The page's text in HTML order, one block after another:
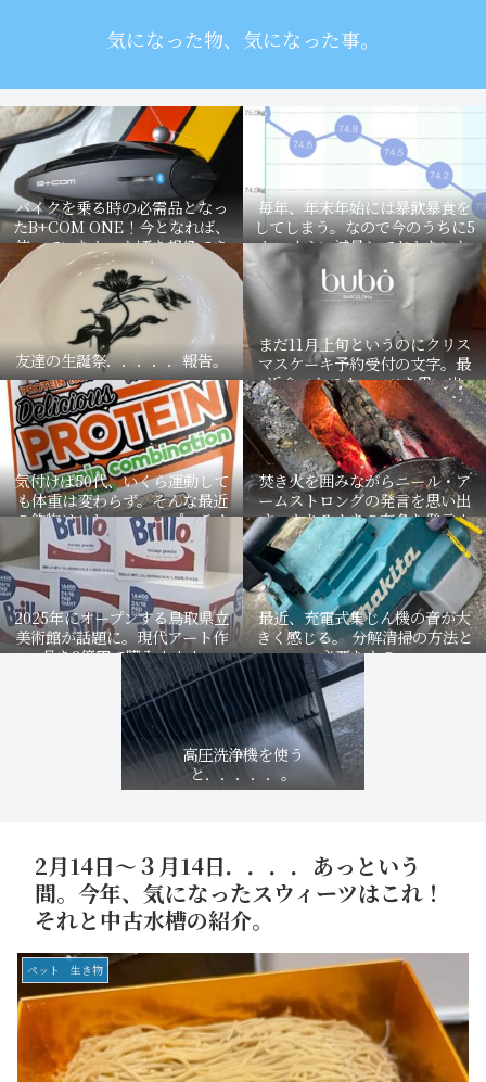
気になった物、気になった事。
バイクを乗る時の必需品となっ
たB+COM ONE！今となれば、
使っていなかった頃を想像でき
ない。
毎年、年末年始には暴飲暴食を
してしまう。なので今のうちに5
キロくらい減量しておかないと
マズイ事に。
友達の生誕祭．．．．．報告。
まだ11月上旬というのにクリス
マスケーキ予約受付の文字。最
近食べたスウィーツを思い出
す。
気付けば50代、いくら運動して
も体重は変わらず。そんな最近
の飲物はこれ．．．．プロテイ
ン。
焚き火を囲みながらニール・ア
ームストロングの発言を思い出
す。もちろんあの有名な発言！
2025年にオープンする鳥取県立
美術館が話題に。現代アート作
品を3億円で購入！！！
最近、充電式集じん機の音が大
きく感じる。 分解清掃の方法と
必要なもの。
高圧洗浄機を使う
と．．．．．。
2月14日〜３月14日．．．．あっという
間。今年、気になったスウィーツはこれ！
それと中古水槽の紹介。
ペット 生き物